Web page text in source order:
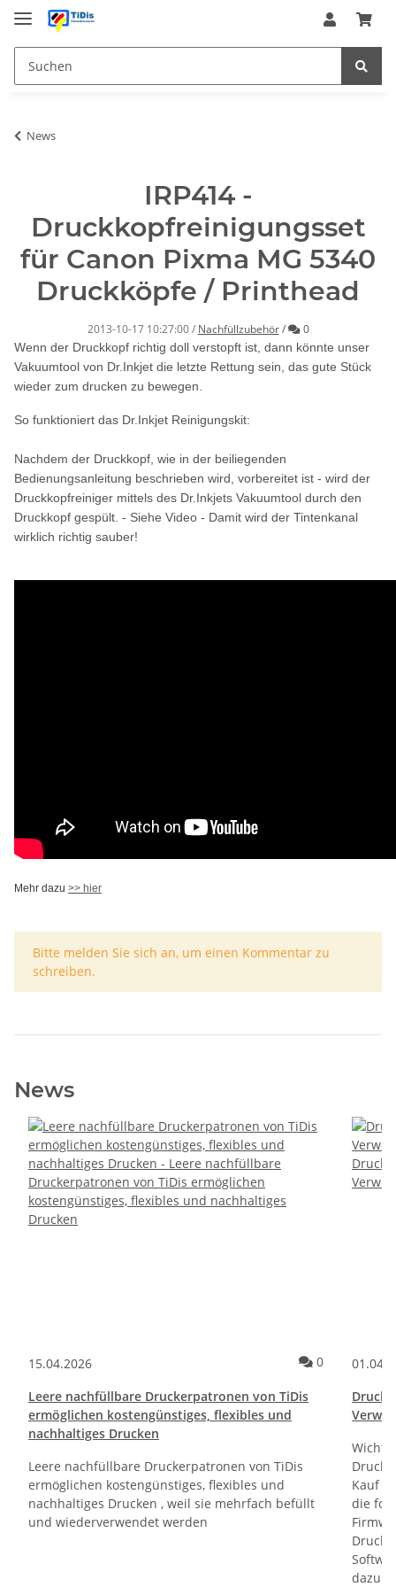
News
IRP414 -
Druckkopfreinigungsset
für Canon Pixma MG 5340
Druckköpfe / Printhead
2013-10-17 10:27:00 / Nachfüllzubehör / Kommentare
0
Wenn der Druckkopf richtig doll verstopft ist, dann könnte unser
Vakuumtool von Dr.Inkjet die letzte Rettung sein, das gute Stück
wieder zum drucken zu bewegen.
So funktioniert das Dr.Inkjet Reinigungskit:
Nachdem der Druckkopf, wie in der beiliegenden
Bedienungsanleitung beschrieben wird, vorbereitet ist - wird der
Druckkopfreiniger mittels des Dr.Inkjets Vakuumtool durch den
Druckkopf gespült. - Siehe Video - Damit wird der Tintenkanal
wirklich richtig sauber!
Mehr dazu >> hier
x
Bitte melden Sie sich an, um einen Kommentar zu
schreiben.
News
15.04.2026 Kommentare
0
Leere nachfüllbare Druckerpatronen von TiDis
ermöglichen kostengünstiges, flexibles und
nachhaltiges Drucken
Leere nachfüllbare Druckerpatronen von TiDis
ermöglichen kostengünstiges, flexibles und
nachhaltiges Drucken , weil sie mehrfach befüllt
und wiederverwendet werden
Kauf
die
dazu